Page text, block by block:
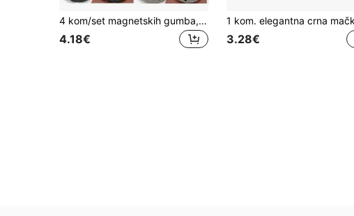
4 kom/set magnetskih gumba, skriveni druker, stezaljka za gumbe, pribor za šivanje odjeće
4.18€ 3.28€